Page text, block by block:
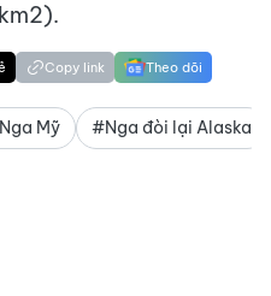
Copy link Theo dõi
Mỹ #Nga đòi lại Alaska